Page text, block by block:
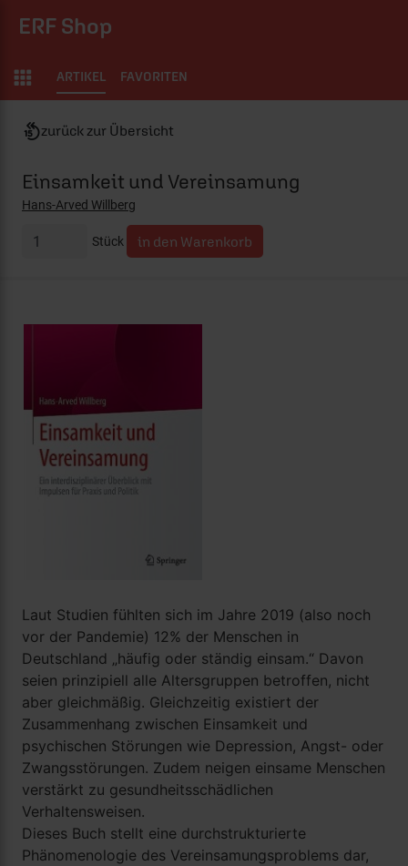
ERF Shop
ARTIKEL FAVORITEN
zurück zur Übersicht
Stück
Einsamkeit und Vereinsamung
Hans-Arved Willberg
Laut Studien fühlten sich im Jahre 2019 (also noch
vor der Pandemie) 12% der Menschen in
Deutschland „häufig oder ständig einsam.“ Davon
seien prinzipiell alle Altersgruppen betroffen, nicht
aber gleichmäßig. Gleichzeitig existiert der
Zusammenhang zwischen Einsamkeit und
psychischen Störungen wie Depression, Angst- oder
Zwangsstörungen. Zudem neigen einsame Menschen
verstärkt zu gesundheitsschädlichen
Verhaltensweisen.
Dieses Buch stellt eine durchstrukturierte
Phänomenologie des Vereinsamungsproblems dar,